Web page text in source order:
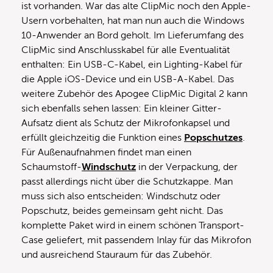
ist vorhanden. War das alte ClipMic noch den Apple-
Usern vorbehalten, hat man nun auch die Windows
10-Anwender an Bord geholt. Im Lieferumfang des
ClipMic sind Anschlusskabel für alle Eventualität
enthalten: Ein USB-C-Kabel, ein Lighting-Kabel für
die Apple iOS-Device und ein USB-A-Kabel. Das
weitere Zubehör des Apogee ClipMic Digital 2 kann
sich ebenfalls sehen lassen: Ein kleiner Gitter-
Aufsatz dient als Schutz der Mikrofonkapsel und
erfüllt gleichzeitig die Funktion eines Popschutzes.
Für Außenaufnahmen findet man einen
Schaumstoff-Windschutz in der Verpackung, der
passt allerdings nicht über die Schutzkappe. Man
muss sich also entscheiden: Windschutz oder
Popschutz, beides gemeinsam geht nicht. Das
komplette Paket wird in einem schönen Transport-
Case geliefert, mit passendem Inlay für das Mikrofon
und ausreichend Stauraum für das Zubehör.